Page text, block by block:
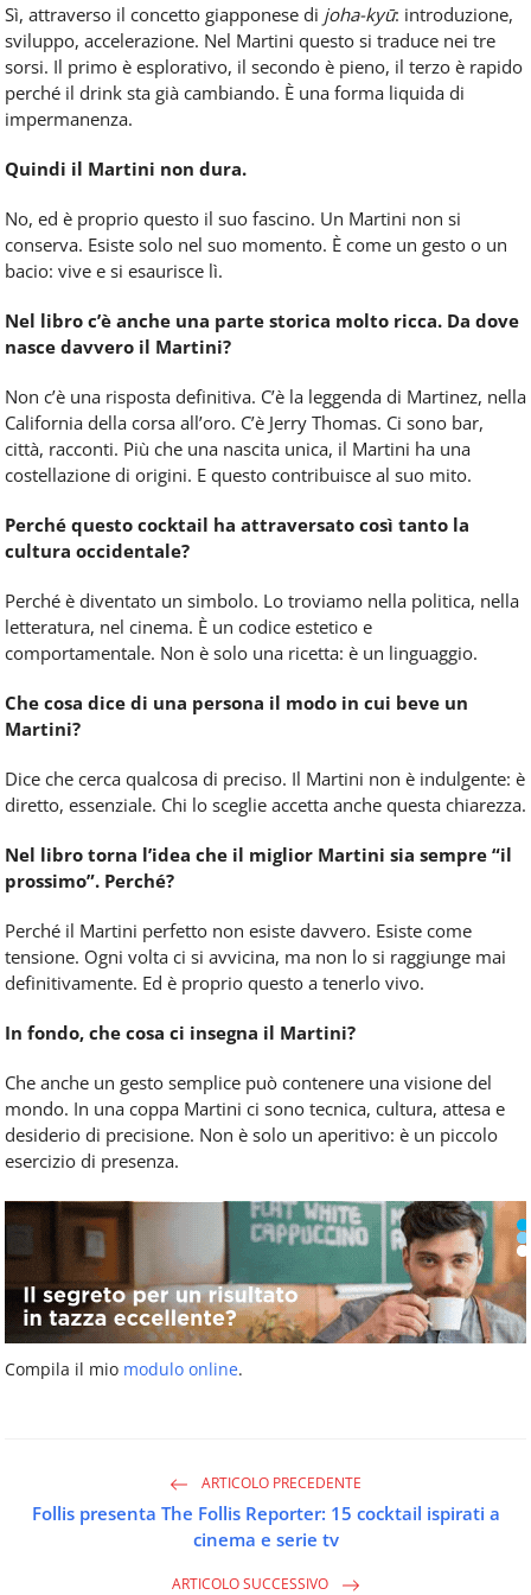
Sì, attraverso il concetto giapponese di joha-kyū: introduzione,
sviluppo, accelerazione. Nel Martini questo si traduce nei tre
sorsi. Il primo è esplorativo, il secondo è pieno, il terzo è rapido
perché il drink sta già cambiando. È una forma liquida di
impermanenza.
Quindi il Martini non dura.
No, ed è proprio questo il suo fascino. Un Martini non si
conserva. Esiste solo nel suo momento. È come un gesto o un
bacio: vive e si esaurisce lì.
Nel libro c’è anche una parte storica molto ricca. Da dove
nasce davvero il Martini?
Non c’è una risposta definitiva. C’è la leggenda di Martinez, nella
California della corsa all’oro. C’è Jerry Thomas. Ci sono bar,
città, racconti. Più che una nascita unica, il Martini ha una
costellazione di origini. E questo contribuisce al suo mito.
Perché questo cocktail ha attraversato così tanto la
cultura occidentale?
Perché è diventato un simbolo. Lo troviamo nella politica, nella
letteratura, nel cinema. È un codice estetico e
comportamentale. Non è solo una ricetta: è un linguaggio.
Che cosa dice di una persona il modo in cui beve un
Martini?
Dice che cerca qualcosa di preciso. Il Martini non è indulgente: è
diretto, essenziale. Chi lo sceglie accetta anche questa chiarezza.
Nel libro torna l’idea che il miglior Martini sia sempre “il
prossimo”. Perché?
Perché il Martini perfetto non esiste davvero. Esiste come
tensione. Ogni volta ci si avvicina, ma non lo si raggiunge mai
definitivamente. Ed è proprio questo a tenerlo vivo.
In fondo, che cosa ci insegna il Martini?
Che anche un gesto semplice può contenere una visione del
mondo. In una coppa Martini ci sono tecnica, cultura, attesa e
desiderio di precisione. Non è solo un aperitivo: è un piccolo
esercizio di presenza.
Compila il mio modulo online.
ARTICOLO PRECEDENTE
Follis presenta The Follis Reporter: 15 cocktail ispirati a
cinema e serie tv
ARTICOLO SUCCESSIVO